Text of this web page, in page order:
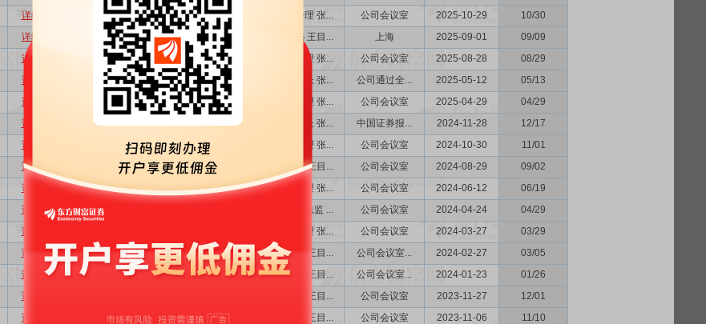
详细 84 业绩说明会 总经理 张... 公司会议室 2025-10-29
10/30
详细 62 路演活动,电... 董秘 王目... 上海 2025-09-01
09/09
详细 97 业绩说明会 总经理 张... 公司会议室 2025-08-28
08/29
详细 1 业绩说明会 董事长 张... 公司通过全... 2025-05-12
05/13
详细 57 业绩说明会 总经理 张... 公司会议室 2025-04-29
04/29
详细 1 业绩说明会 董事长 张... 中国证券报... 2024-11-28
12/17
详细 101 业绩说明会 总经理 张... 公司会议室 2024-10-30
11/01
详细 125 特定对象调研... 董秘 王目... 公司会议室 2024-08-29
09/02
详细 数据 股吧 27 特定对象调研... 总经理 张... 公司会议室 2024-06-12
06/19
详细 数据 股吧 财务总监 ... 公司会议室 2024-04-24
04/29
详细 总经理 张... 公司会议室 2024-03-27
03/29
详细 数据 股吧 95 特定对象调研... 董秘 王目... 公司会议室... 2024-02-27
03/05
详细 数据 股吧 184 特定对象调研... 董秘 王目... 公司会议室... 2024-01-23
01/26
详细 董秘 王目... 公司会议室 2023-11-27
12/01
详细 18 特定对象调研... 董秘 王目... 公司会议室 2023-11-06
11/10